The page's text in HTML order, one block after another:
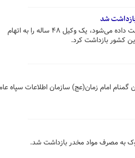
شد
پلیس لهستان در بحبوحه نگرانی‌های امنیتی که معمولا به روسیه نسبت داده می‌شود، یک وکیل ۴۸ ساله را به اتهام
کشور بازداشت کرد.
امام زمان(عج) سازمان اطلاعات سپاه
به مصرف مواد مخدر بازداشت شد.